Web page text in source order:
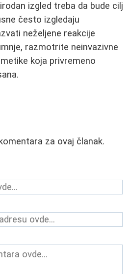
izgled treba da bude cilj
često izgledaju
neželjene reakcije
razmotrite neinvazivne
koja privremeno
za ovaj članak.